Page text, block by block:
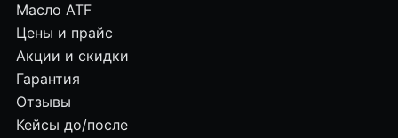
Масло ATF
Цены и прайс
Акции и скидки
Гарантия
Отзывы
Кейсы до/после